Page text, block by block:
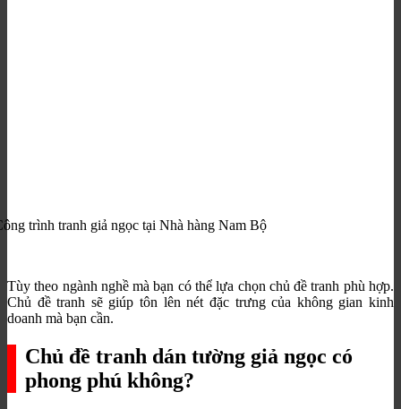
trình tranh giả ngọc tại Nhà hàng Nam Bộ
Tùy theo ngành nghề mà bạn có thể lựa chọn chủ đề tranh phù hợp.
Chủ đề tranh sẽ giúp tôn lên nét đặc trưng của không gian kinh
doanh mà bạn cần.
Chủ đề tranh dán tường giả ngọc có
phong phú không?